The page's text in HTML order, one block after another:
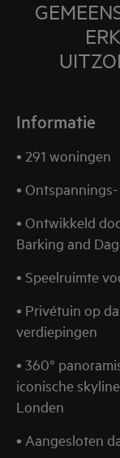
Informatie
• 291 woningen
•
• Ontwikkeld
Barking and
• Speelruimte
• Privétuin op
verdiepingen
• 360°
iconische
Londen
• Aangesloten